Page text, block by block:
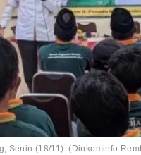
Senin (18/11). (Dinkominfo